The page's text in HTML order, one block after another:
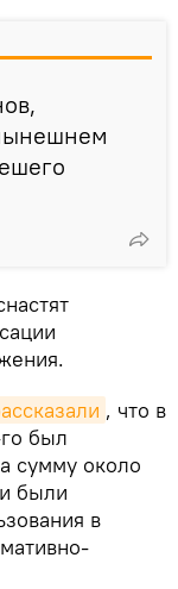
, что в
был
сумму около
были
в